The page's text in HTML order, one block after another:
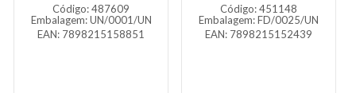
Código: 487609
Embalagem: UN/0001/UN
EAN: 7898215158851
Código: 451148
Embalagem: FD/0025/UN
EAN: 7898215152439